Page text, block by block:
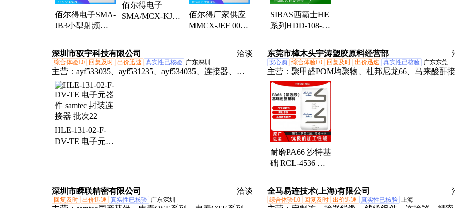
佰尔得电子SMA-
JB3小型射频同
供
佰尔得电子
SMA/MCX-KJ做
家供应
佰尔得厂家供应
MMCX-JEF 0037
SIBAS西霸士HE
系列HDD-108-M
深圳市驭宇科技有限公司
洽谈
综合体验L0 回复及时 出价迅速 真实性已核验 广东深圳
主营： ayf533035、ayf531235、ayf534035、连接器、
cm1442-06cp、fts-105-01-l-dv、ftsh-105-01-l-dv、
samtecssm-110-s-dv、ayf530635、ayf531035、ayf530435、
atph33maha、axk730147g、10tpe47mazb、
axk5f10347yg、电源到板、集成电路、axk5f10547yg、
axk5f8054kj1、axk5f30547yg、axk6f30547yg、
axk5f16547yg、axk5f20547yg、axk6f10347yg、
HLE-131-02-F-
DV-TE 电子元器
东莞市樟木头宇涛塑胶原料经营部
安心购 综合体验L0 回复及时 出价迅速 真实性已核验 广东东莞
主营： 聚甲醛POM均聚物、杜邦尼龙66、马来酸酐
PP、电子连接器用、陶氏聚合物改性剂、PTFE微粉
四氟乙烯乳液、汽车密封条TPV、ptw增韧剂、塞拉
TPV、东岳 ETFE、马来酸酐接枝、增强POM、
性分散体、PPS喷涂粉、耐高温PA12粉、改性PEEK
末、矿物增强PA66、尼龙66颗粒、增韧剂PTW、
料、PEI粉末、PPS塑胶原料、增强塑料、粘合剂
耐磨PA66 沙特基
础 RCL-4536 电
GF30%碳纤增强
深圳市瞬联精密有限公司 洽谈
回复及时 出价迅速 真实性已核验 广东深圳
全马易连技术(上海)有限公司
综合体验L0 回复及时 出价迅速 真实性已核验 上海